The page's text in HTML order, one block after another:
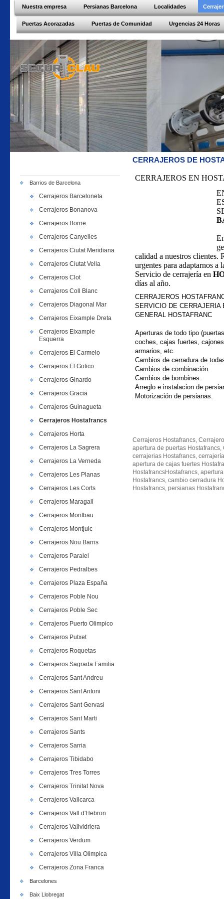
Nuestra empresa Persianas Barcelona Localidades
Puertas Acorazadas Puertas de Comunidad Urgencias 24 Horas
Barrios de Barcelona
Cerrajeros Barceloneta
Cerrajeros Bonanova
Cerrajeros Borne
Cerrajeros Canyelles
Cerrajeros Ciutat Meridiana
Cerrajeros Ciutat Vella
Cerrajeros Clot
Cerrajeros Coll Blanc
Cerrajeros Diagonal Mar
Cerrajeros Eixample Dreta
Cerrajeros Eixample
Esquerra
Cerrajeros El Carmelo
Cerrajeros El Gotico
Cerrajeros Ginardo
Cerrajeros Gracia
Cerrajeros Guinagueta
Cerrajeros Hostafrancs
Cerrajeros Horta
Cerrajeros La Sagrera
Cerrajeros La Verneda
Cerrajeros Les Planas
Cerrajeros Les Corts
Cerrajeros Maragall
Cerrajeros Montbau
Cerrajeros Montjuic
Cerrajeros Nou Barris
Cerrajeros Paralel
Cerrajeros Pedralbes
Cerrajeros Plaza España
Cerrajeros Poble Nou
Cerrajeros Poble Sec
Cerrajeros Puerto Olimpico
Cerrajeros Putxet
Cerrajeros Roquetas
Cerrajeros Sagrada Familia
Cerrajeros Sant Andreu
Cerrajeros Sant Antoni
Cerrajeros Sant Gervasi
Cerrajeros Sant Marti
Cerrajeros Sants
Cerrajeros Sarria
Cerrajeros Tibidabo
Cerrajeros Tres Torres
Cerrajeros Trinitat Nova
Cerrajeros Vallcarca
Cerrajeros Vall d'Hebron
Cerrajeros Vallvidriera
Cerrajeros Verdum
Cerrajeros Villa Olimpica
Cerrajeros Zona Franca
Barcelones
Baix Llobregat
CERRAJEROS DE
CERRAJEROS EN
calidad a nuestros clientes.
urgentes para adaptarnos a
Servicio de cerrajería en
días al año.
CERRAJEROS
SERVICIO DE CERRAJERIA
GENERAL HOSTAFRANC
Aperturas de todo tipo
coches, cajas fuertes,
armarios, etc.
Cambios de cerradura de
Cambios de combinación.
Cambios de bombines.
Arreglo e instalacion de
Motorización de persianas.
Cerrajeros Hostafrancs,
apertura de puertas
cerrajerias Hostafrancs,
apertura de cajas fuertes
HostafrancsHostafrancs,
Hostafrancs, cambio cerradura
Hostafrancs, persianas